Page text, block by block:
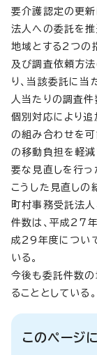
要介護認定の更
法人への委託を推
地域とする2つの
及び調査依頼方
り、当該委託に当
人当たりの調査
個別対応により追
の組み合わせを
の移動負担を軽
要な見直しを行っ
こうした見直しの
町村事務受託法
件数は、平成27
成29年度につい
いる。
今後も委託件数
ることとしている。
このページ